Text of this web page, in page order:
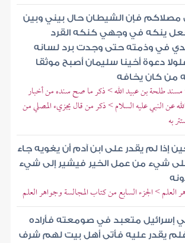
مصلاكم فإن الشيطان حال بيني وبين
ينكه في وجهي كنكه القرد
في وذمته حتى وجدت برد لسانه
دعوة أخينا سليمان أصبح موثقا
من كان يخافه
مسند طلحة بن عبيد الله > ذكر ما صح سنده من أخبار
عن النبي عليه السلام > ذكر من قال يجزيء المصلي من
به
إذا لم يقدر على ابن آدم أن يغويه جاء
شيء من عمل الخير فيشير إلى شيء
العلم > الجزء السابع من كتاب المجالسة وجواهر العلم
إسرائيل متعبد في صومعته فأراده
يقدر عليه فأتى أهل بيت لهم شرف